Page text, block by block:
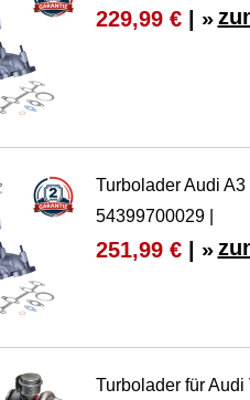
229,99 €| »
Turbolader Audi A3
54399700029 |
251,99 €| »
Turbolader für